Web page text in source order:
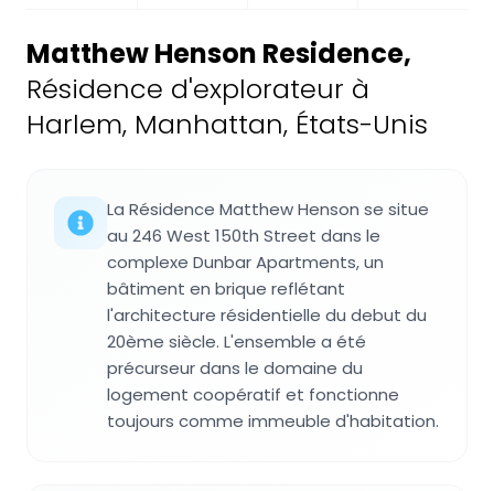
Matthew Henson Residence,
Résidence d'explorateur à
Harlem, Manhattan, États-Unis
La Résidence Matthew Henson se situe
au 246 West 150th Street dans le
complexe Dunbar Apartments, un
bâtiment en brique reflétant
l'architecture résidentielle du debut du
20ème siècle. L'ensemble a été
précurseur dans le domaine du
logement coopératif et fonctionne
toujours comme immeuble d'habitation.